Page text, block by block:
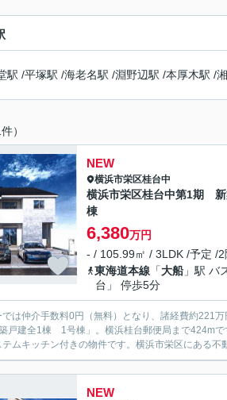
駅 /平塚駅 /海老名駅 /淵野辺駅 /本厚木駅 /
）
NEW
横浜市栄区桂台中
横浜市栄区桂台中第1期
棟
6,380万円
- / 105.99㎡ / 3LDK /予定 /2
東海道本線 「大船」駅 バ
台」 停歩5分
は仲介手数料0円（無料）となり、諸経費約221
建全1棟 1号棟」。横浜桂台郵便局まで424mで
ムキッチン付きの物件です。横浜市栄区にある
NEW